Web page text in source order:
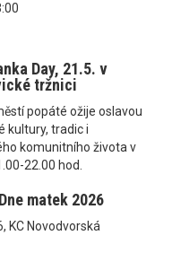
Day, 21.5. v
tržnici
popáté ožije oslavou
kultury, tradic i
komunitního života v
22.00 hod.
matek 2026
KC Novodvorská